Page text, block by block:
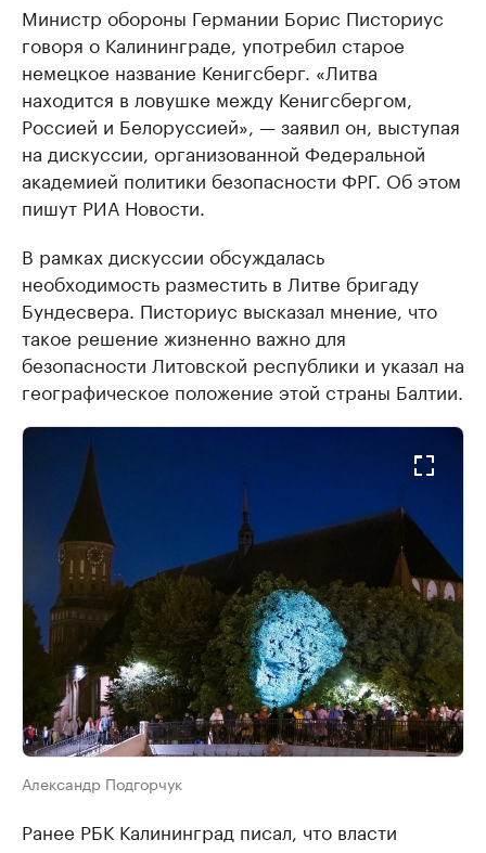
Министр обороны Германии Борис Писториус
говоря о Калининграде, употребил старое
немецкое название Кенигсберг. «Литва
находится в ловушке между Кенигсбергом,
Россией и Белоруссией», — заявил он, выступая
на дискуссии, организованной Федеральной
академией политики безопасности ФРГ. Об этом
пишут РИА Новости.
В рамках дискуссии обсуждалась
необходимость разместить в Литве бригаду
Бундесвера. Писториус высказал мнение, что
такое решение жизненно важно для
безопасности Литовской республики и указал на
географическое положение этой страны Балтии.
Александр Подгорчук
Ранее РБК Калининград писал, что власти